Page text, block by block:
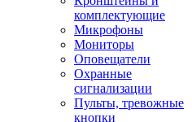
комплектующие
Микрофоны
Мониторы
Оповещатели
Охранные
сигнализации
Пульты, тревожные
кнопки